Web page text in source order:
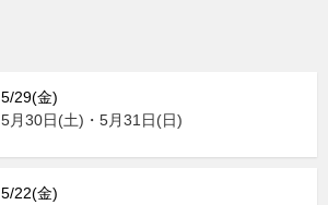
5/29(金)
5月30日(土)・5月31日(日)
5/22(金)